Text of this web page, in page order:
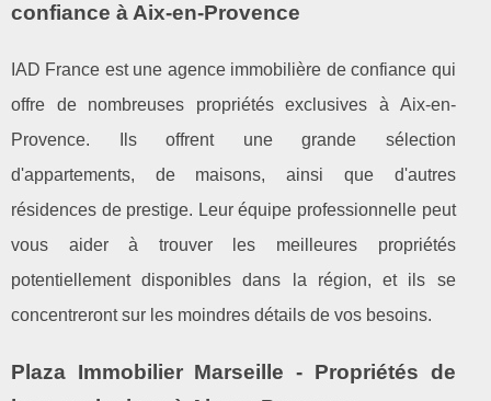
confiance à Aix-en-Provence
IAD France est une agence immobilière de confiance qui
offre de nombreuses propriétés exclusives à Aix-en-
Provence. Ils offrent une grande sélection
d'appartements, de maisons, ainsi que d'autres
résidences de prestige. Leur équipe professionnelle peut
vous aider à trouver les meilleures propriétés
potentiellement disponibles dans la région, et ils se
concentreront sur les moindres détails de vos besoins.
Plaza Immobilier Marseille - Propriétés de